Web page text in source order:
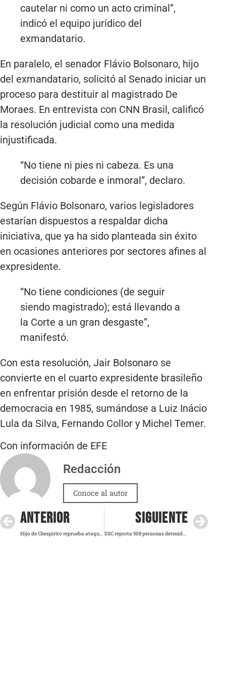
cautelar ni como un acto criminal”,
indicó el equipo jurídico del
exmandatario.
En paralelo, el senador Flávio Bolsonaro, hijo
del exmandatario, solicitó al Senado iniciar un
proceso para destituir al magistrado De
Moraes. En entrevista con CNN Brasil, calificó
la resolución judicial como una medida
injustificada.
“No tiene ni pies ni cabeza. Es una
decisión cobarde e inmoral”, declaro.
Según Flávio Bolsonaro, varios legisladores
estarían dispuestos a respaldar dicha
iniciativa, que ya ha sido planteada sin éxito
en ocasiones anteriores por sectores afines al
expresidente.
“No tiene condiciones (de seguir
siendo magistrado); está llevando a
la Corte a un gran desgaste”,
manifestó.
Con esta resolución, Jair Bolsonaro se
convierte en el cuarto expresidente brasileño
en enfrentar prisión desde el retorno de la
democracia en 1985, sumándose a Luiz Inácio
Lula da Silva, Fernando Collor y Michel Temer.
Con información de EFE
Redacción
Conoce al autor
ANTERIOR
Hijo de Chespirito reprueba ataques a Florinda Meza tras estreno de bioserie
SIGUIENTE
SSC reporta 508 personas detenidas por robo en tiendas durante los primeros siete meses de 2025